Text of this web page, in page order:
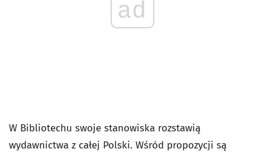
ad
W Bibliotechu swoje stanowiska rozstawią
wydawnictwa z całej Polski. Wśród propozycji są